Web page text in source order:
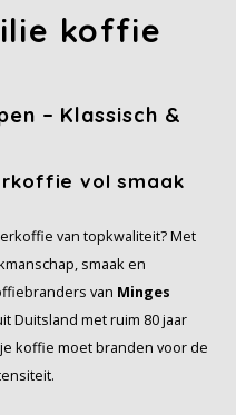
koffie
– Klassisch &
vol smaak
van topkwaliteit? Met
smaak en
van Minges
Duitsland met ruim 80 jaar
koffie moet branden voor de